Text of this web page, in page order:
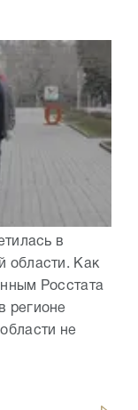
в
области. Как
Росстата
регионе
не